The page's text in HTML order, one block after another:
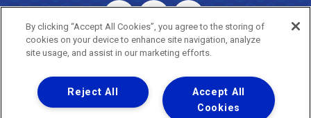
Uma empresa
Copyright ® 2026 - Todos os Direitos Reservados.
By clicking “Accept All Cookies”, you agree to the storing of
cookies on your device to enhance site navigation, analyze
site usage, and assist in our marketing efforts.
Accept All
Cookies
Reject All